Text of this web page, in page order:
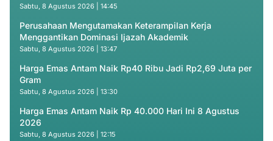
Sabtu, 8 Agustus 2026 | 14:45
Perusahaan Mengutamakan Keterampilan Kerja
Menggantikan Dominasi Ijazah Akademik
Sabtu, 8 Agustus 2026 | 13:47
Harga Emas Antam Naik Rp40 Ribu Jadi Rp2,69 Juta per
Gram
Sabtu, 8 Agustus 2026 | 13:30
Harga Emas Antam Naik Rp 40.000 Hari Ini 8 Agustus
2026
Sabtu, 8 Agustus 2026 | 12:15